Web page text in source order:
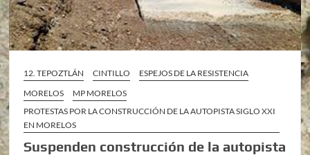
12. TEPOZTLÁN CINTILLO
ESPEJOS DE LA RESISTENCIA
MORELOS
MP MORELOS
PROTESTAS POR LA CONSTRUCCIÓN DE LA AUTOPISTA SIGLO XXI
EN MORELOS
Suspenden construcción de la autopista